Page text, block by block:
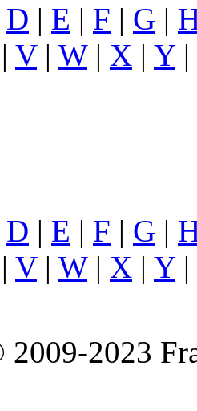
D | E | F | G |
| V| W| X | Y|
D | E | F | G |
| V| W| X | Y|
2023